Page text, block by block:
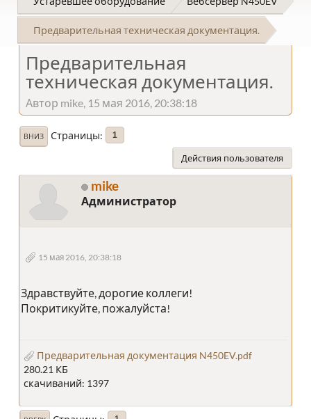
Предварительная техническая документация.
Предварительная
техническая документация.
Автор mike, 15 мая 2016, 20:38:18
ВНИЗ Страницы 1
Действия пользователя
mike
Администратор
15 мая 2016, 20:38:18
Здравствуйте, дорогие коллеги!
Покритикуйте, пожалуйста!
Предварительная документация N450EV.pdf
280.21 КБ
скачиваний: 1397